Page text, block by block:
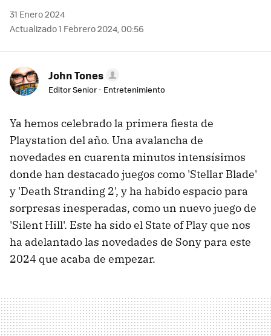
31 Enero 2024
Actualizado 1 Febrero 2024, 00:56
John Tones
Editor Senior - Entretenimiento
Ya hemos celebrado la primera fiesta de
Playstation del año. Una avalancha de
novedades en cuarenta minutos intensísimos
donde han destacado juegos como 'Stellar Blade'
y 'Death Stranding 2', y ha habido espacio para
sorpresas inesperadas, como un nuevo juego de
'Silent Hill'. Este ha sido el State of Play que nos
ha adelantado las novedades de Sony para este
2024 que acaba de empezar.